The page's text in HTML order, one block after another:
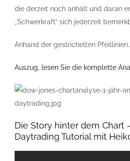
die derzeit noch anhält und daran
„Schwerkraft“ sich jederzeit
Anhand der gestrichelten
Auszug, lesen Sie die komplette
Die Story hinter dem Chart
Daytrading Tutorial mit